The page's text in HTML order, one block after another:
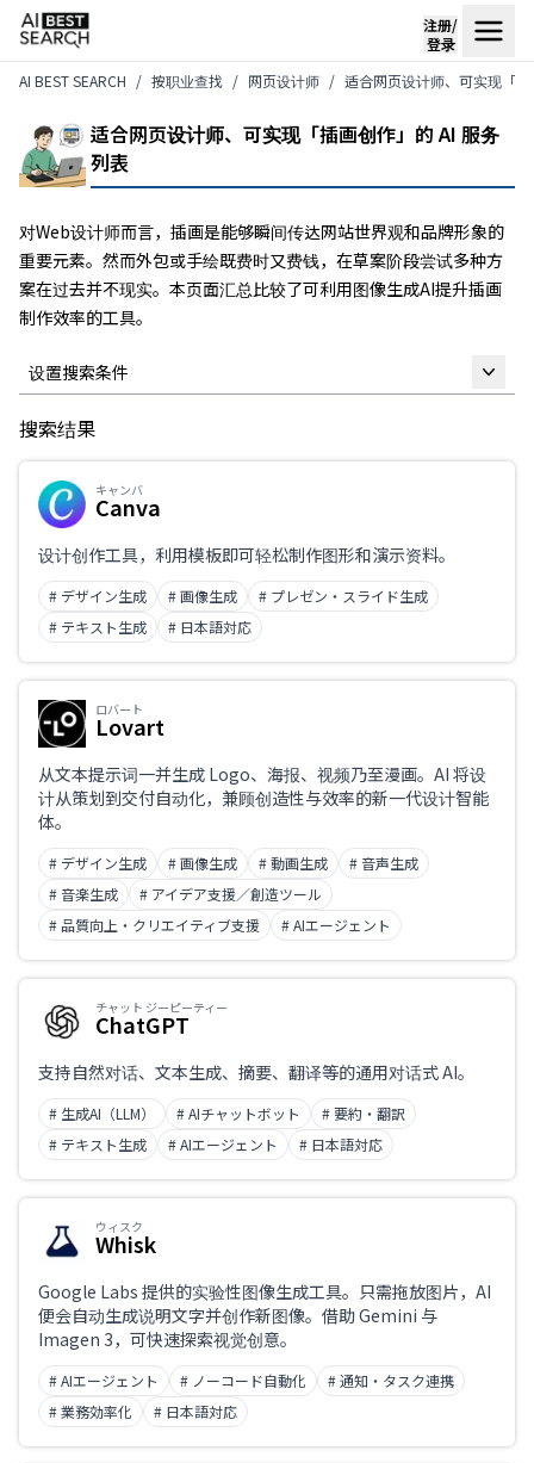
注册/
登录
AI BEST SEARCH
按职业查找 网页设计师 适合网页设计师、可实现「
适合网页设计师、可实现「插画创作」的 AI 服务
列表
对Web设计师而言，插画是能够瞬间传达网站世界观和品牌形象的
重要元素。然而外包或手绘既费时又费钱，在草案阶段尝试多种方
案在过去并不现实。本页面汇总比较了可利用图像生成AI提升插画
制作效率的工具。
设置搜索条件
自由关键词
仅限支持日语
业务课题
职业
搜索结果
キャンバ
Canva
设计创作工具，利用模板即可轻松制作图形和演示资料。
# デザイン生成 # 画像生成
# プレゼン・スライド生成
# テキスト生成
# 日本語対応
ロバート
Lovart
从文本提示词一并生成 Logo、海报、视频乃至漫画。AI 将设
计从策划到交付自动化，兼顾创造性与效率的新一代设计智能
体。
# デザイン生成 # 画像生成 # 動画生成
# 音声生成
# 音楽生成
# アイデア支援／創造ツール
# 品質向上・クリエイティブ支援
# AIエージェント
チャット ジーピーティー
ChatGPT
支持自然对话、文本生成、摘要、翻译等的通用对话式 AI。
# 生成AI（LLM） # AIチャットボット
# 要約・翻訳
# テキスト生成
# AIエージェント # 日本語対応
ウィスク
Whisk
Google Labs 提供的实验性图像生成工具。只需拖放图片，AI
便会自动生成说明文字并创作新图像。借助 Gemini 与
Imagen 3，可快速探索视觉创意。
# AIエージェント # ノーコード自動化
# 通知・タスク連携
# 業務効率化
# 日本語対応